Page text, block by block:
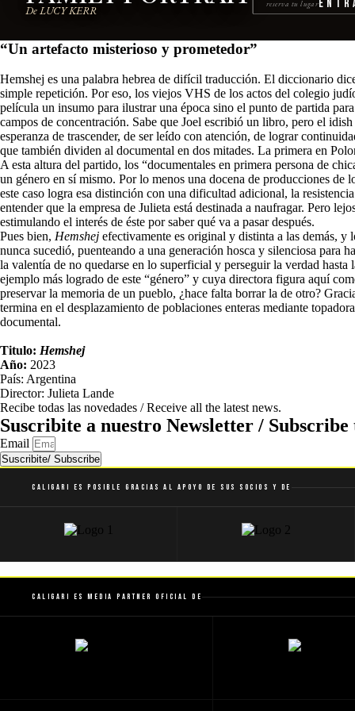
De LUCY KERR
reserva tu lugar
“Un artefacto misterioso y prometedor”
Hemshej es una palabra hebrea de difícil traducción. El diccionario
simple repetición. Por eso, los viejos VHS de los actos del colegio
película un insumo para ilustrar una época sino el punto de partida
campos de concentración. Sabe que Joel escribió un libro, pero el
esperanza de trascender, de ser leído con atención, de lograr
que también dividen al documental en dos mitades. La primera en
A esta altura del partido, los “documentales en primera persona de
un género en sí mismo. Por lo menos una docena de producciones
este caso logra esa distinción con una dificultad adicional, la
entender que la empresa de Julieta está destinada a naufragar. Pero
estimulando el interés de éste por saber qué va a pasar después.
Pues bien, Hemshej efectivamente es original y distinta a las demás, y
nunca sucedió, puenteando a una generación hosca y silenciosa para
la valentía de no quedarse en lo superficial y perseguir la verdad
ejemplo más logrado de este “género” y cuya directora figura aquí
preservar la memoria de un pueblo, ¿hace falta borrar la de otro?
termina en el desplazamiento de poblaciones enteras mediante
documental.
Titulo: Hemshej
Año: 2023
País: Argentina
Director: Julieta Lande
Recibe todas las novedades / Receive all the latest news.
Suscribite a nuestro Newsletter /
Email
Suscribite/ Subscribe
Caligari es posible gracias al apoyo de sus socios y de
Caligari es Media Partner Oficial de